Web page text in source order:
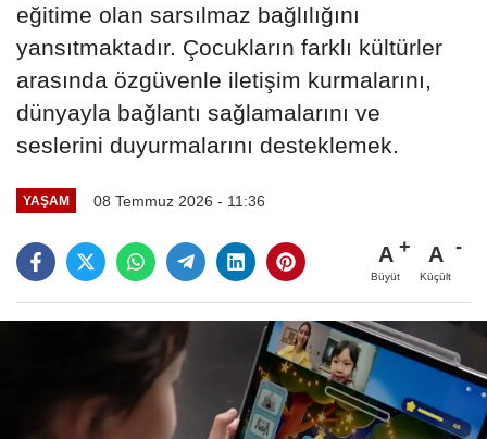
eğitime olan sarsılmaz bağlılığını
yansıtmaktadır. Çocukların farklı kültürler
arasında özgüvenle iletişim kurmalarını,
dünyayla bağlantı sağlamalarını ve
seslerini duyurmalarını desteklemek.
YAŞAM 08 Temmuz 2026 - 11:36
A
Büyüt
A
Küçült